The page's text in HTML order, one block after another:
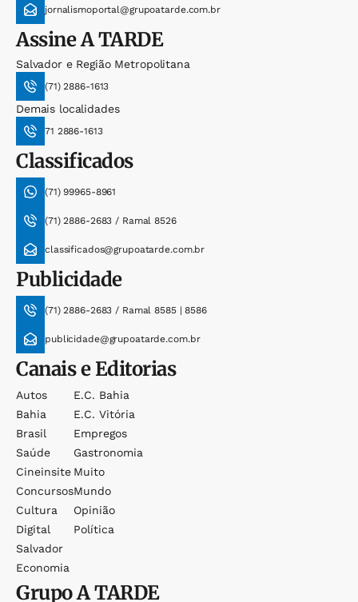
jornalismoportal@grupoatarde.com.br
AssineA TARDE
Salvador e Região Metropolitana
(71) 2886-1613
Demais localidades
71 2886-1613
Classificados
(71) 99965-8961
(71) 2886-2683 / Ramal 8526
classificados@grupoatarde.com.br
Publicidade
(71) 2886-2683 / Ramal 8585 | 8586
publicidade@grupoatarde.com.br
Canais e Editorias
Autos
Bahia
Brasil
Saúde
Cineinsite
Concursos
Cultura
Digital
Salvador
Economia
E.c. Bahia
E.c. Vitória
Empregos
Gastronomia
Muito
Mundo
Opinião
Política
GrupoA TARDE